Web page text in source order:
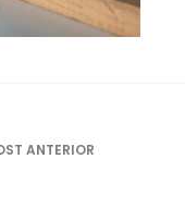
ANTERIOR